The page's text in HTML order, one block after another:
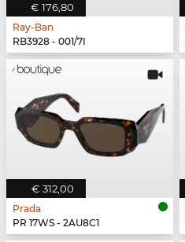
€ 176,80
Ray-Ban
RB3928 - 001/7I
€ 312,00
Prada
PR 17WS - 2AU8C1